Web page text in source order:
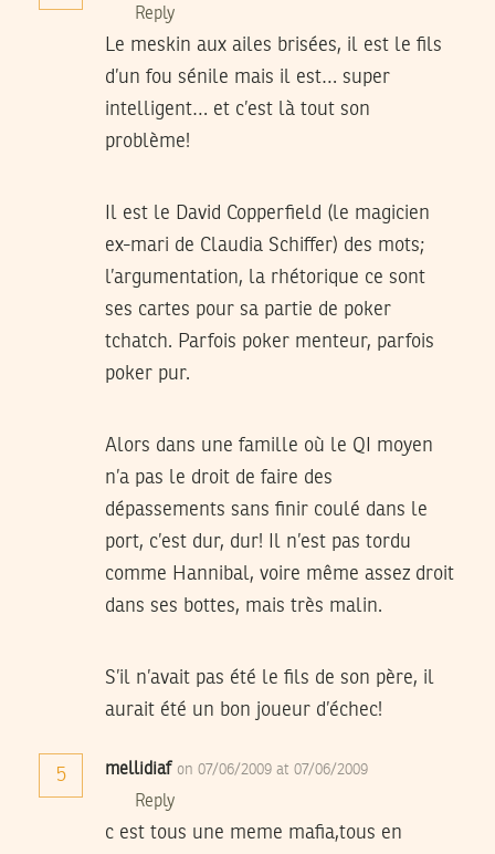
Reply
Le meskin aux ailes brisées, il est le fils
d’un fou sénile mais il est… super
intelligent… et c’est là tout son
problème!
Il est le David Copperfield (le magicien
ex-mari de Claudia Schiffer) des mots;
l’argumentation, la rhétorique ce sont
ses cartes pour sa partie de poker
tchatch. Parfois poker menteur, parfois
poker pur.
Alors dans une famille où le QI moyen
n’a pas le droit de faire des
dépassements sans finir coulé dans le
port, c’est dur, dur! Il n’est pas tordu
comme Hannibal, voire même assez droit
dans ses bottes, mais très malin.
S’il n’avait pas été le fils de son père, il
aurait été un bon joueur d’échec!
5 mellidiaf on 07/06/2009 at 07/06/2009
Reply
c est tous une meme mafia,tous en